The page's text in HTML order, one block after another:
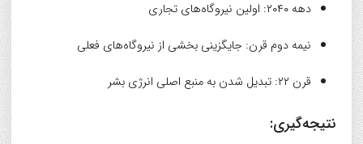
دهه ۲۰۴۰: اولین نیروگاه‌های تجاری
نیمه دوم قرن: جایگزینی بخشی از نیروگاه‌های فعلی
قرن ۲۲: تبدیل شدن به منبع اصلی انرژی بشر
نتیجه‌گیری: